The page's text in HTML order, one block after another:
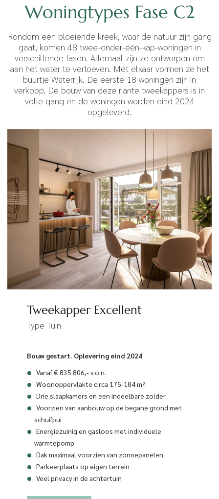
Woningtypes Fase C2
Rondom een bloeiende kreek, waar de natuur zijn gang
gaat, komen 48 twee-onder-één-kap-woningen in
verschillende fasen. Allemaal zijn ze ontworpen om
aan het water te vertoeven. Met elkaar vormen ze het
buurtje Waterrijk. De eerste 18 woningen zijn in
verkoop. De bouw van deze riante tweekappers is in
volle gang en de woningen worden eind 2024
opgeleverd.
Tweekapper Excellent
Type Tuin
Bouw gestart. Oplevering eind 2024
Vanaf € 835.806,- v.o.n.
Woonoppervlakte circa 175-184 m²
Drie slaapkamers en een indeelbare zolder
Voorzien van aanbouw op de begane grond met
schuifpui
Energiezuinig en gasloos met individuele
warmtepomp
Dak maximaal voorzien van zonnepanelen
Parkeerplaats op eigen terrein
Veel privacy in de achtertuin